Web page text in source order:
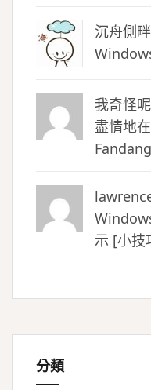
沉舟側畔
我奇怪
盡情地
示 [小技
分類